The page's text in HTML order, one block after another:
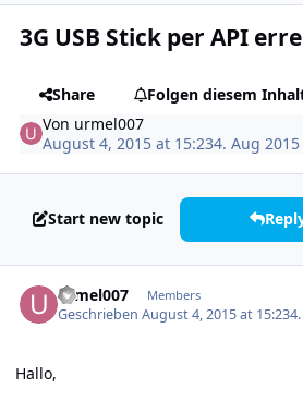
3G USB Stick per API
Share
Folgen diesem
Von urmel007
August 4, 2015 at 15:234. Aug 2015
Start new topic
urmel007 Members
GeschriebenAugust 4, 2015 at 15:23
Hallo,